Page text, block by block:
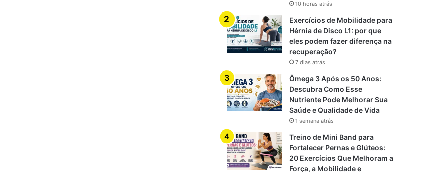
10 horas atrás
Exercícios de Mobilidade para
Hérnia de Disco L1: por que
eles podem fazer diferença na
recuperação?
7 dias atrás
Ômega 3 Após os 50 Anos:
Descubra Como Esse
Nutriente Pode Melhorar Sua
Saúde e Qualidade de Vida
1 semana atrás
Treino de Mini Band para
Fortalecer Pernas e Glúteos:
20 Exercícios Que Melhoram a
Força, a Mobilidade e